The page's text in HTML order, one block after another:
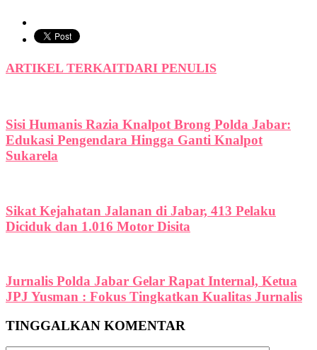
ARTIKEL TERKAITDARI PENULIS
Sisi Humanis Razia Knalpot Brong Polda Jabar:
Edukasi Pengendara Hingga Ganti Knalpot
Sukarela
Sikat Kejahatan Jalanan di Jabar, 413 Pelaku
Diciduk dan 1.016 Motor Disita
Jurnalis Polda Jabar Gelar Rapat Internal, Ketua
JPJ Yusman : Fokus Tingkatkan Kualitas Jurnalis
TINGGALKAN KOMENTAR